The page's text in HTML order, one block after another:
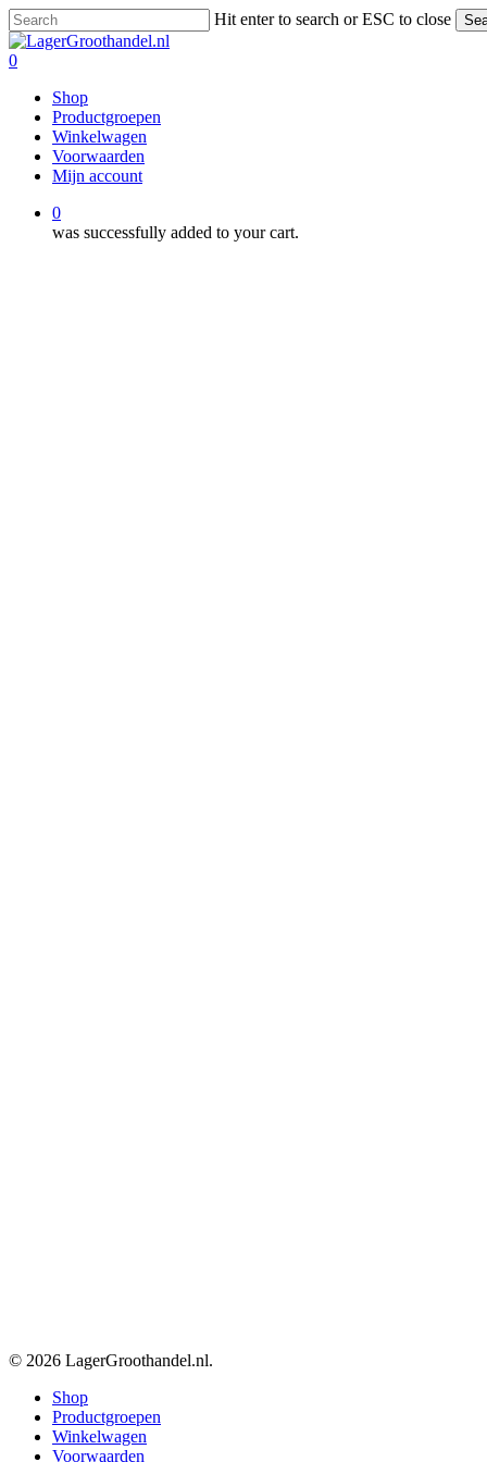
Skip
to
main
Hit enter to search or ESC to close
Close
Search
0
Shop
Productgroepen
Winkelwagen
Voorwaarden
Mijn account
0
was successfully added to your cart.
© 2026 LagerGroothandel.nl.
Close
Menu
Shop
Productgroepen
Winkelwagen
Voorwaarden